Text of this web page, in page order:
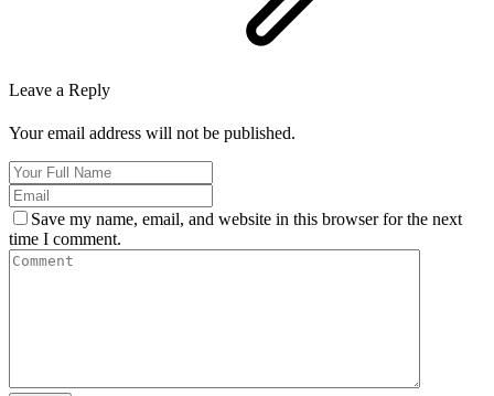
Leave a Reply
Your email address will not be published.
Save my name, email, and website in this browser for the next
time I comment.